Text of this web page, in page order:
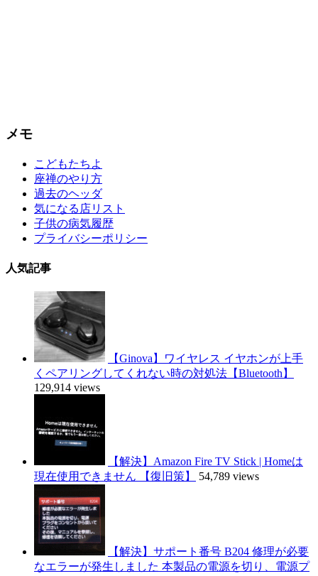
メモ
こどもたちよ
座禅のやり方
過去のヘッダ
気になる店リスト
子供の病気履歴
プライバシーポリシー
人気記事
【Ginova】ワイヤレス イヤホンが上手
くペアリングしてくれない時の対処法【Bluetooth】
129,914 views
【解決】Amazon Fire TV Stick | Homeは
現在使用できません 【復旧策】
54,789 views
【解決】サポート番号 B204 修理が必要
なエラーが発生しました 本製品の電源を切り、電源プ